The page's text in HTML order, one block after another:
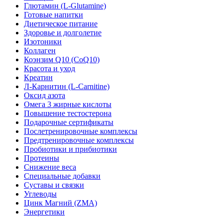
Глютамин (L-Glutamine)
Готовые напитки
Диетическое питание
Здоровье и долголетие
Изотоники
Коллаген
Коэнзим Q10 (CoQ10)
Красота и уход
Креатин
Л-Карнитин (L-Сarnitine)
Оксид азота
Омега 3 жирные кислоты
Повышение тестостерона
Подарочные сертификаты
Послетренировочные комплексы
Предтренировочные комплексы
Пробиотики и прибиотики
Протеины
Снижение веса
Специальные добавки
Суставы и связки
Углеводы
Цинк Магний (ZMA)
Энергетики